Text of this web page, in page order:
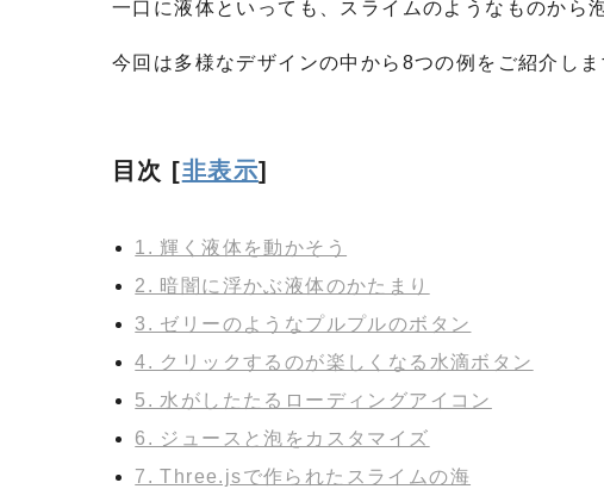
一口に液体といっても、スライムのようなものから
今回は多様なデザインの中から8つの例をご紹介しま
目次 [非表示]
1. 輝く液体を動かそう
2. 暗闇に浮かぶ液体のかたまり
3. ゼリーのようなプルプルのボタン
4. クリックするのが楽しくなる水滴ボタン
5. 水がしたたるローディングアイコン
6. ジュースと泡をカスタマイズ
7. Three.jsで作られたスライムの海